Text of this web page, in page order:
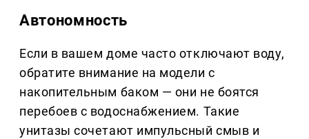
Автономность
Если в вашем доме часто отключают воду,
обратите внимание на модели с
накопительным баком — они не боятся
перебоев с водоснабжением. Такие
унитазы сочетают импульсный смыв и